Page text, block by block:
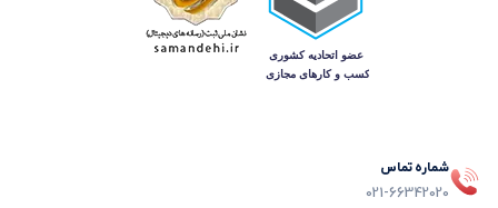
شماره تماس
021-66342020